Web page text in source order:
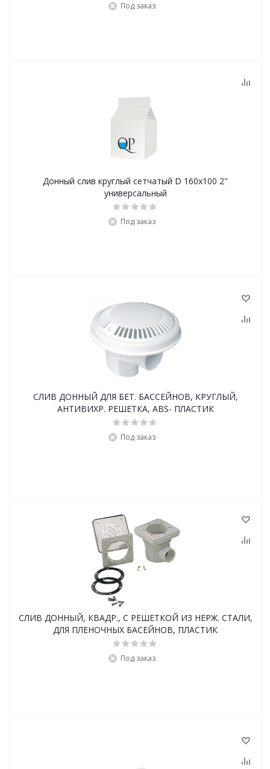
Под заказ
Донный слив круглый сетчатый D 160х100 2"
универсальный
Под заказ
СЛИВ ДОННЫЙ ДЛЯ БЕТ. БАССЕЙНОВ, КРУГЛЫЙ,
АНТИВИХР. РЕШЕТКА, ABS- ПЛАСТИК
Под заказ
СЛИВ ДОННЫЙ, КВАДР., С РЕШЕТКОЙ ИЗ НЕРЖ. СТАЛИ,
ДЛЯ ПЛЕНОЧНЫХ БАСЕЙНОВ, ПЛАСТИК
Под заказ